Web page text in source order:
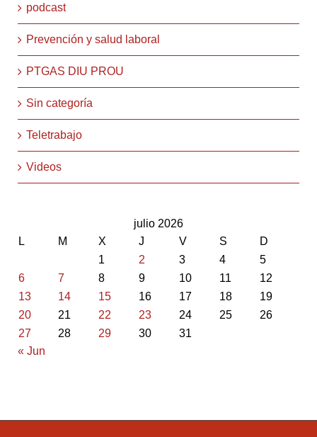
podcast
Prevención y salud laboral
PTGAS DIU PROU
Sin categoría
Teletrabajo
Videos
julio 2026
L
M X J V S
D
1
2 3 4
5
6
7 8 9 10 11
12
13
14 15 16 17 18
19
20
21 22 23 24 25
26
27
28 29 30
31
« Jun